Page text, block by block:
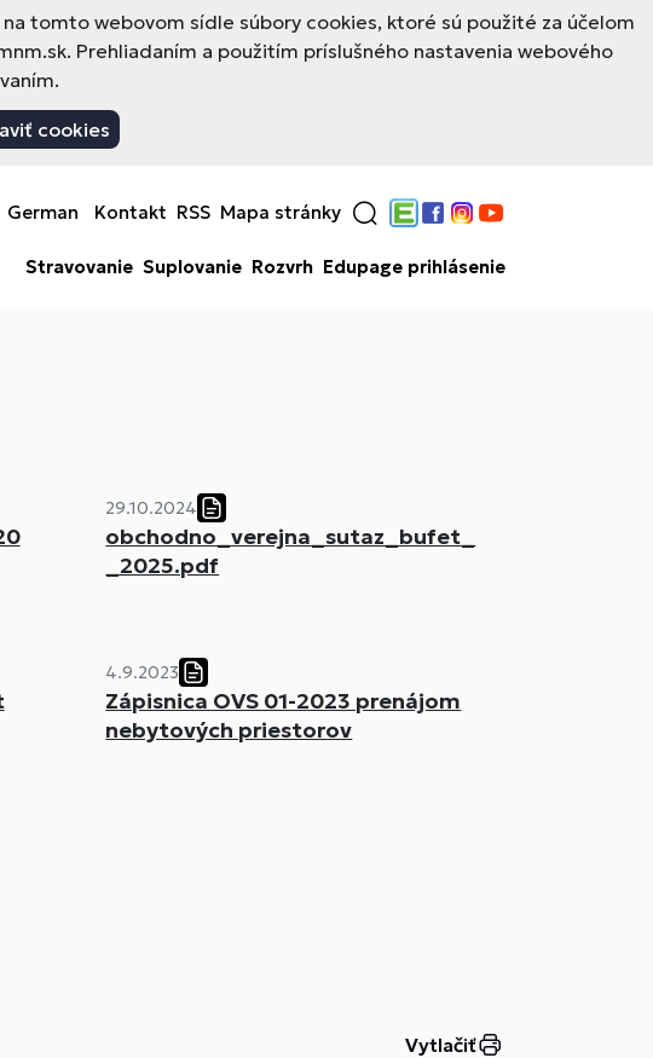
tomto webovom sídle súbory cookies, ktoré sú použité za účelom
Prehliadaním a použitím príslušného nastavenia webového
cookies
German Kontakt RSS Mapa stránky
Edupage
Facebook
Instagram
YouTube
Stravovanie Suplovanie Rozvrh Edupage prihlásenie
29.10.2024
obchodno_verejna_sutaz_bufet_
_2025.pdf
4.9.2023
Zápisnica OVS 01-2023 prenájom
nebytových priestorov
Vytlačiť